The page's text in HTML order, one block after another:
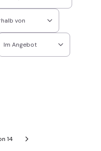
von
Im Angebot
14
Nächste Produkte